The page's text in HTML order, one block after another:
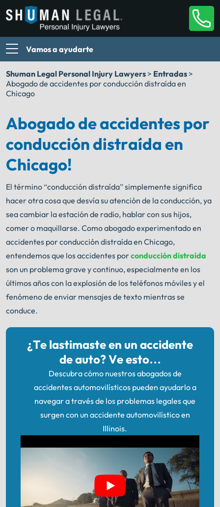
Vamos a ayudarte
Shuman Legal Personal Injury Lawyers > Entradas >
Abogado de accidentes por conducción distraída en
Chicago
Abogado de accidentes por
conducción distraída en
Chicago!
El término “conducción distraída” simplemente significa
hacer otra cosa que desvía su atención de la conducción, ya
sea cambiar la estación de radio, hablar con sus hijos,
comer o maquillarse. Como abogado experimentado en
accidentes por conducción distraída en Chicago,
entendemos que los accidentes porconducción distraída
son un problema grave y continuo, especialmente en los
últimos años con la explosión de los teléfonos móviles y el
fenómeno de enviar mensajes de texto mientras se
conduce.
¿Te lastimaste en un accidente
de auto? Ve esto…
Descubra cómo nuestros abogados de
accidentes automovilísticos pueden ayudarlo a
navegar a través de los problemas legales que
surgen con un accidente automovilístico en
Illinois.